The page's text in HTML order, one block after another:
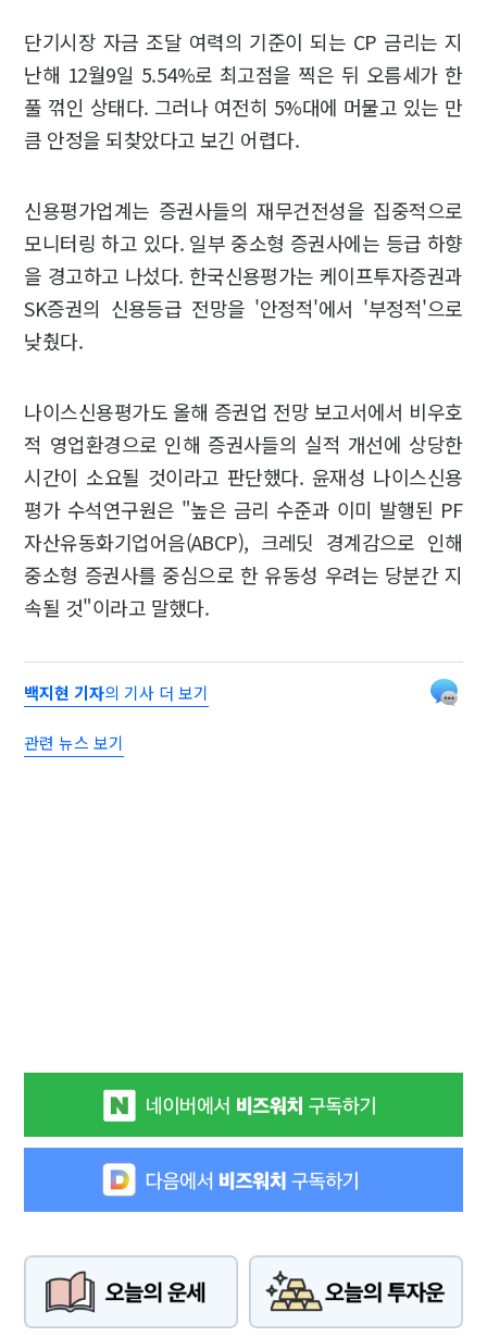
단기시장 자금 조달 여력의 기준이 되는 CP 금리는 지
난해 12월9일 5.54%로 최고점을 찍은 뒤 오름세가 한
풀 꺾인 상태다. 그러나 여전히 5%대에 머물고 있는 만
큼 안정을 되찾았다고 보긴 어렵다.
신용평가업계는 증권사들의 재무건전성을 집중적으로
모니터링 하고 있다. 일부 중소형 증권사에는 등급 하향
을 경고하고 나섰다. 한국신용평가는 케이프투자증권과
SK증권의 신용등급 전망을 '안정적'에서 '부정적'으로
낮췄다.
나이스신용평가도 올해 증권업 전망 보고서에서 비우호
적 영업환경으로 인해 증권사들의 실적 개선에 상당한
시간이 소요될 것이라고 판단했다. 윤재성 나이스신용
평가 수석연구원은 "높은 금리 수준과 이미 발행된 PF
자산유동화기업어음(ABCP), 크레딧 경계감으로 인해
중소형 증권사를 중심으로 한 유동성 우려는 당분간 지
속될 것"이라고 말했다.
백지현 기자의 기사 더 보기
관련 뉴스 보기